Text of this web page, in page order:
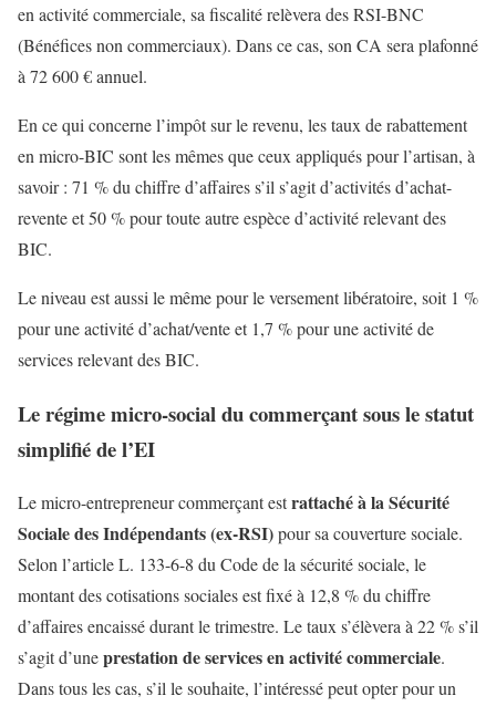
en activité commerciale, sa fiscalité relèvera des RSI-BNC
(Bénéfices non commerciaux). Dans ce cas, son CA sera plafonné
à 72 600 € annuel.
En ce qui concerne l’impôt sur le revenu, les taux de rabattement
en micro-BIC sont les mêmes que ceux appliqués pour l’artisan, à
savoir : 71 % du chiffre d’affaires s’il s’agit d’activités d’achat-
revente et 50 % pour toute autre espèce d’activité relevant des
BIC.
Le niveau est aussi le même pour le versement libératoire, soit 1 %
pour une activité d’achat/vente et 1,7 % pour une activité de
services relevant des BIC.
Le régime micro-social du commerçant sous le statut
simplifié de l’EI
Le micro-entrepreneur commerçant estrattaché à la Sécurité
Sociale des Indépendants (ex-RSI)pour sa couverture sociale.
Selon l’article L. 133-6-8 du Code de la sécurité sociale, le
montant des cotisations sociales est fixé à 12,8 % du chiffre
d’affaires encaissé durant le trimestre. Le taux s’élèvera à 22 % s’il
s’agit d’uneprestation de services en activité commerciale.
Dans tous les cas, s’il le souhaite, l’intéressé peut opter pour un